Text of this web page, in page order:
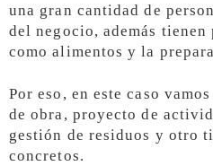
una gran cantidad de
del negocio, además tienen
como alimentos y la
Por eso, en este caso
de obra, proyecto de
gestión de residuos y otro
concretos.